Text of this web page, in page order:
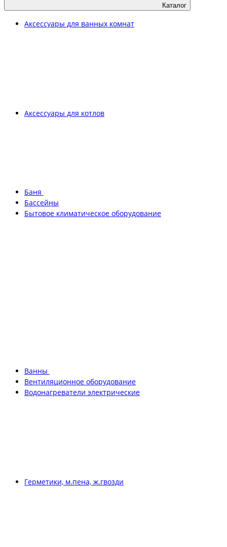
Каталог
Аксессуары для ванных комнат
Аксессуары для котлов
Баня
Бассейны
Бытовое климатическое оборудование
Ванны
Вентиляционное оборудование
Водонагреватели электрические
Герметики, м.пена, ж.гвозди